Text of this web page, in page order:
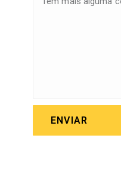
ENVIAR